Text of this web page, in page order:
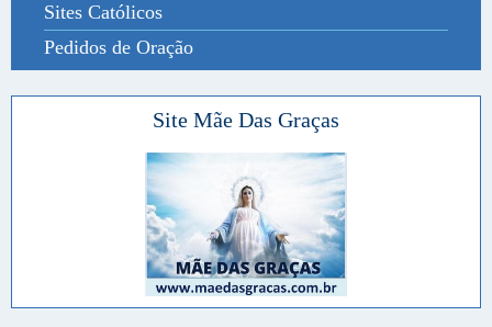
Sites Católicos
Pedidos de Oração
Site Mãe Das Graças